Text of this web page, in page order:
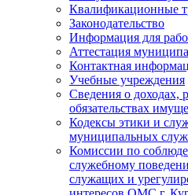
Квалификационные
Законодательство
Информация для
Аттестация
Контактная
Учебные учреждения
Сведения о доходах,
обязательствах
Кодексы этики и
муниципальных
Комиссии по
служебному
служащих и